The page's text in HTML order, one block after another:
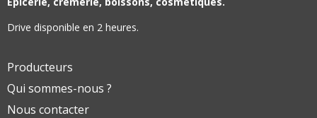
Drive disponible en 2 heures.
Producteurs
Qui sommes-nous ?
Nous contacter